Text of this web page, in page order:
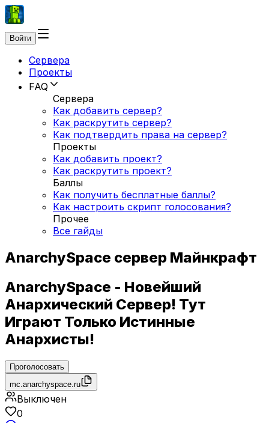
Войти
Сервера
Проекты
FAQ
Сервера
Как добавить сервер?
Как раскрутить сервер?
Как подтвердить права на сервер?
Проекты
Как добавить проект?
Как раскрутить проект?
Баллы
Как получить бесплатные баллы?
Как настроить скрипт голосования?
Прочее
Все гайды
AnarchySpace сервер Майнкрафт
AnarchySpace - Новейший
Анархический Сервер! Тут
Играют Только Истинные
Анархисты!
Проголосовать
mc.anarchyspace.ru
Выключен
0